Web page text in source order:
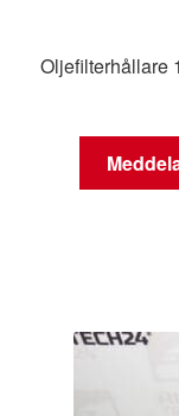
Oljefilterhållare